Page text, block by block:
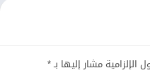
الإلزامية مشار إليها بـ*